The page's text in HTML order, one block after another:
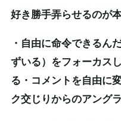
好き勝手弄らせるのが
・自由に命令できるん
ずいる）をフォーカス
る・コメントを自由に
ク交じりからのアングラ